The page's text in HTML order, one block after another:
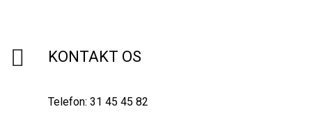
KONTAKT OS
Telefon: 31 45 45 82